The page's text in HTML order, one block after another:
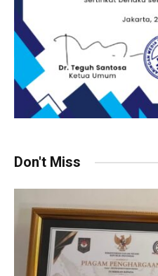
Don't Miss